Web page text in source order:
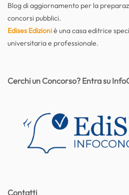
Blog di aggiornamento per la
concorsi pubblici.
Edises Edizioniè una casa editrice
universitaria e professionale.
Contatti
Cerchi un Concorso? Entra su